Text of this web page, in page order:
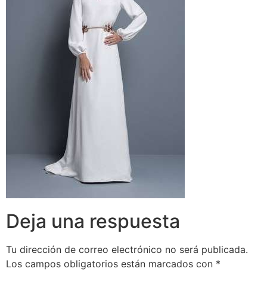
Deja una respuesta
Tu dirección de correo electrónico no será publicada.
Los campos obligatorios están marcados con *